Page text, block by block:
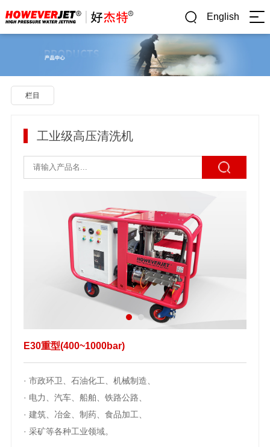
English
栏目
工业级高压清洗机
E30重型(400~1000bar)
· 市政环卫、石油化工、机械制造、
· 电力、汽车、船舶、铁路公路、
· 建筑、冶金、制药、食品加工、
· 采矿等各种工业领域。